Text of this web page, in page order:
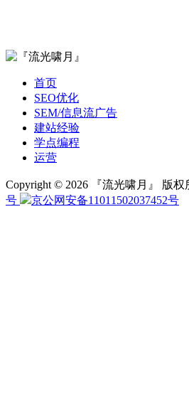
首页
SEO优化
SEM/信息流广告
建站经验
学点编程
运营
Copyright © 2026 『流光啸月』 版权
号
京公网安备11011502037452号